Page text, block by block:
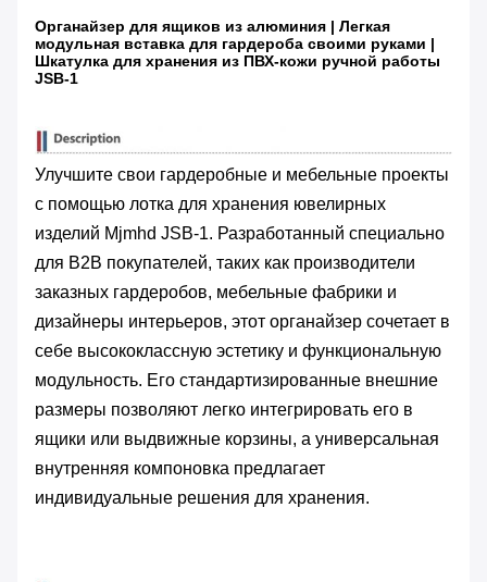
Органайзер для ящиков из алюминия | Легкая
модульная вставка для гардероба своими руками |
Шкатулка для хранения из ПВХ-кожи ручной работы
JSB-1
Улучшите свои гардеробные и мебельные проекты
с помощью лотка для хранения ювелирных
изделий Mjmhd JSB-1. Разработанный специально
для B2B покупателей, таких как производители
заказных гардеробов, мебельные фабрики и
дизайнеры интерьеров, этот органайзер сочетает в
себе высококлассную эстетику и функциональную
модульность. Его стандартизированные внешние
размеры позволяют легко интегрировать его в
ящики или выдвижные корзины, а универсальная
внутренняя компоновка предлагает
индивидуальные решения для хранения.